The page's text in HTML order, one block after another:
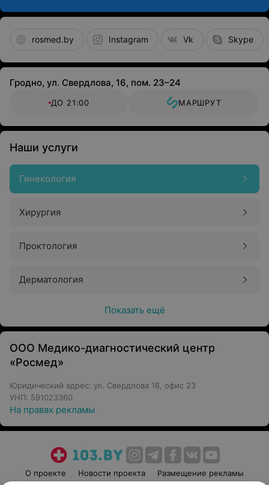
rosmed.by Instagram Vk Skype
Гродно, ул. Свердлова, 16, пом. 23–24
ДО 21:00 МАРШРУТ
Наши услуги
Гинекология
Хирургия
Проктология
Дерматология
Показать ещё
ООО Медико-диагностический центр
«Росмед»
Юридический адрес: ул. Свердлова 16, офис 23
УНП: 591023360
На правах рекламы
О проекте Новости проекта Размещение рекламы